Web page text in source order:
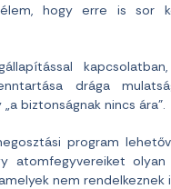
hogy erre is sor
drága
biztonságnak nincs ára”.
program
atomfegyvereiket olyan
nem rendelkeznek